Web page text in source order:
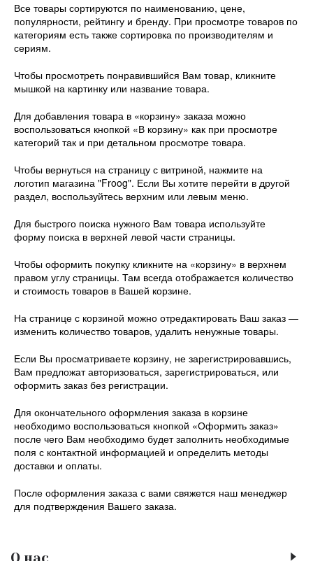
Все товары сортируются по наименованию, цене,
популярности, рейтингу и бренду. При просмотре товаров по
категориям есть также сортировка по производителям и
сериям.
Чтобы просмотреть понравившийся Вам товар, кликните
мышкой на картинку или название товара.
Для добавления товара в «корзину» заказа можно
воспользоваться кнопкой «В корзину» как при просмотре
категорий так и при детальном просмотре товара.
Чтобы вернуться на страницу с витриной, нажмите на
логотип магазина "Froog". Если Вы хотите перейти в другой
раздел, воспользуйтесь верхним или левым меню.
Для быстрого поиска нужного Вам товара используйте
форму поиска в верхней левой части страницы.
Чтобы оформить покупку кликните на «корзину» в верхнем
правом углу страницы. Там всегда отображается количество
и стоимость товаров в Вашей корзине.
На странице с корзиной можно отредактировать Ваш заказ —
изменить количество товаров, удалить ненужные товары.
Если Вы просматриваете корзину, не зарегистрировавшись,
Вам предложат авторизоваться, зарегистрироваться, или
оформить заказ без регистрации.
Для окончательного оформления заказа в корзине
необходимо воспользоваться кнопкой «Оформить заказ»
после чего Вам необходимо будет заполнить необходимые
поля с контактной информацией и определить методы
доставки и оплаты.
После оформления заказа с вами свяжется наш менеджер
для подтверждения Вашего заказа.